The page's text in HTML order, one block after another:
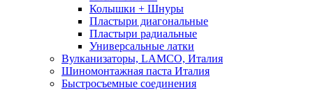
Колышки + Шнуры
Пластыри диагональные
Пластыри радиальные
Универсальные латки
Вулканизаторы, LAMCO, Италия
Шиномонтажная паста Италия
Быстросъемные соединения